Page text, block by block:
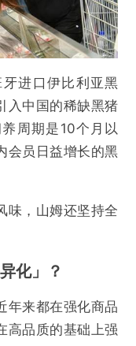
进口伊比利亚黑
入中国的稀缺黑猪
周期是10个月以
会员日益增长的黑
味，山姆还坚持全
化」？
年来都在强化商品
高品质的基础上强